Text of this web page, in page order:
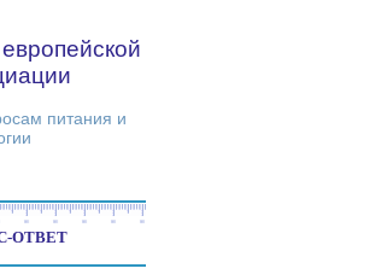
питания и
ОТВЕТ